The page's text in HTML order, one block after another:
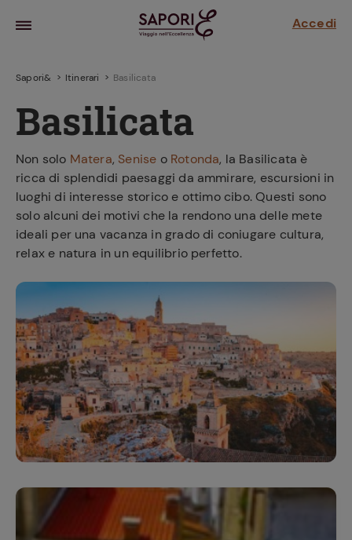
Accedi
e
ricetta
il
la frutta
Sapori& Itinerari Basilicata
Basilicata
Non solo Matera, Senise o Rotonda, la Basilicata è
ricca di splendidi paesaggi da ammirare, escursioni in
luoghi di interesse storico e ottimo cibo. Questi sono
solo alcuni dei motivi che la rendono una delle mete
ideali per una vacanza in grado di coniugare cultura,
relax e natura in un equilibrio perfetto.